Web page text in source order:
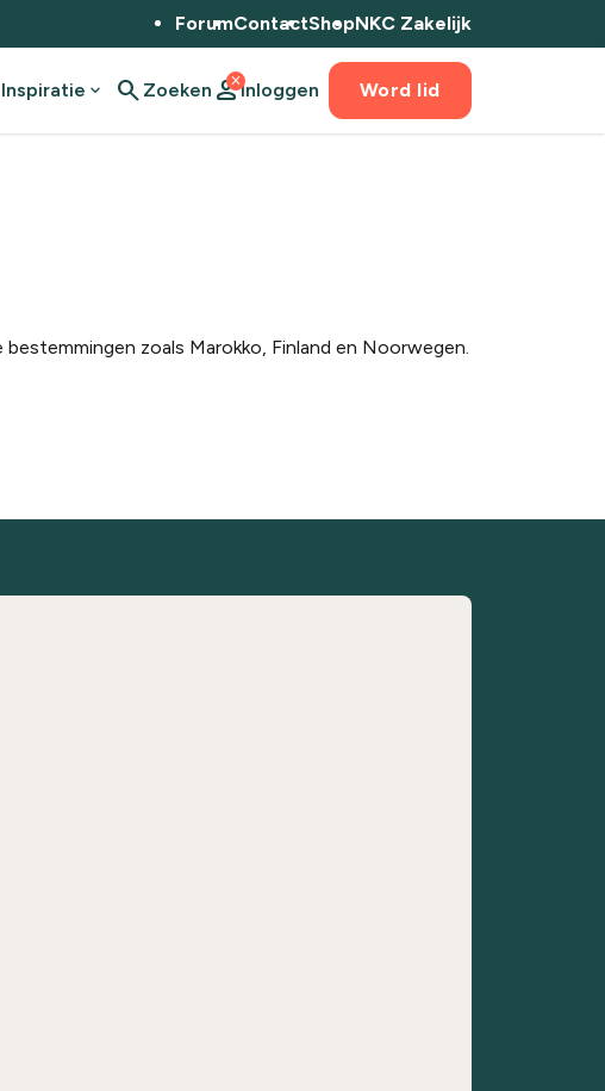
ForumContactShopNKC Zakelijk
Inspiratie expand_more search Zoeken person
closeInloggen Word lid
zoals Marokko, Finland en Noorwegen.